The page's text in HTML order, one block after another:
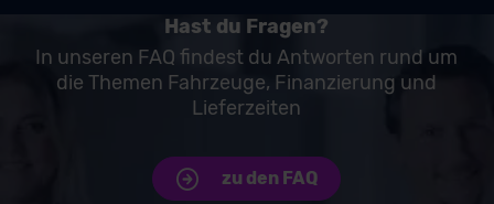
Hast du Fragen?
In unseren FAQ findest du Antworten rund um
die Themen Fahrzeuge, Finanzierung und
Lieferzeiten
zu den FAQ